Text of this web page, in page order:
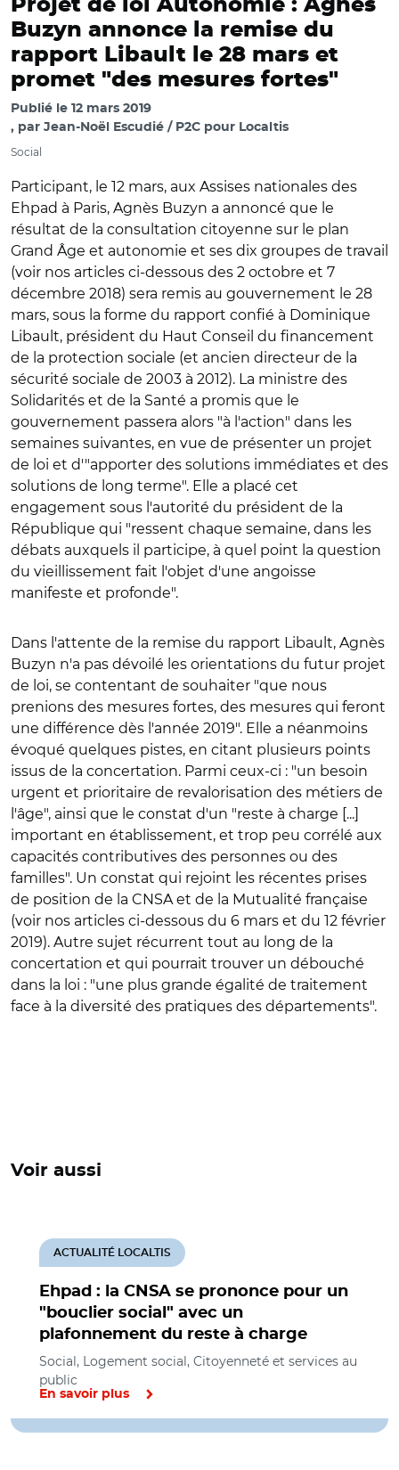
Projet de loi Autonomie : Agnès
Buzyn annonce la remise du
rapport Libault le 28 mars et
promet "des mesures fortes"
Publié le 12 mars 2019
par Jean-Noël Escudié / P2C pour Localtis
Social
Participant, le 12 mars, aux Assises nationales des
Ehpad à Paris, Agnès Buzyn a annoncé que le
résultat de la consultation citoyenne sur le plan
Grand Âge et autonomie et ses dix groupes de travail
(voir nos articles ci-dessous des 2 octobre et 7
décembre 2018) sera remis au gouvernement le 28
mars, sous la forme du rapport confié à Dominique
Libault, président du Haut Conseil du financement
de la protection sociale (et ancien directeur de la
sécurité sociale de 2003 à 2012). La ministre des
Solidarités et de la Santé a promis que le
gouvernement passera alors "à l'action" dans les
semaines suivantes, en vue de présenter un projet
de loi et d'"apporter des solutions immédiates et des
solutions de long terme". Elle a placé cet
engagement sous l'autorité du président de la
République qui "ressent chaque semaine, dans les
débats auxquels il participe, à quel point la question
du vieillissement fait l'objet d'une angoisse
manifeste et profonde".
Dans l'attente de la remise du rapport Libault, Agnès
Buzyn n'a pas dévoilé les orientations du futur projet
de loi, se contentant de souhaiter "que nous
prenions des mesures fortes, des mesures qui feront
une différence dès l'année 2019". Elle a néanmoins
évoqué quelques pistes, en citant plusieurs points
issus de la concertation. Parmi ceux-ci : "un besoin
urgent et prioritaire de revalorisation des métiers de
l'âge", ainsi que le constat d'un "reste à charge [...]
important en établissement, et trop peu corrélé aux
capacités contributives des personnes ou des
familles". Un constat qui rejoint les récentes prises
de position de la CNSA et de la Mutualité française
(voir nos articles ci-dessous du 6 mars et du 12 février
2019). Autre sujet récurrent tout au long de la
concertation et qui pourrait trouver un débouché
dans la loi : "une plus grande égalité de traitement
face à la diversité des pratiques des départements".
Voir aussi
Ehpad : la CNSA se prononce pour un
"bouclier social" avec un
plafonnement du reste à charge
ACTUALITÉ LOCALTIS
Social, Logement social, Citoyenneté et services au
public
En savoir plus